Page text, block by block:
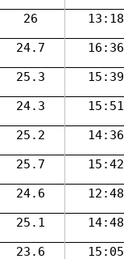
26 13:18
24.7 16:36
25.3 15:39
24.3 15:51
25.2 14:36
25.7 15:42
24.6 12:48
25.1 14:48
23.6 15:05